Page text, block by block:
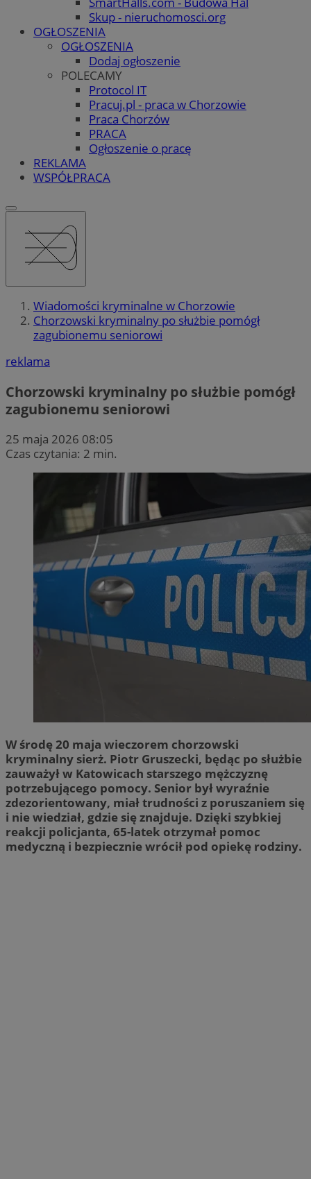
Skup - nieruchomosci.org
OGŁOSZENIA
OGŁOSZENIA
Dodaj ogłoszenie
POLECAMY
Protocol IT
Pracuj.pl - praca w Chorzowie
Praca Chorzów
PRACA
Ogłoszenie o pracę
REKLAMA
WSPÓŁPRACA
Wiadomości kryminalne w Chorzowie
Chorzowski kryminalny po służbie pomógł
zagubionemu seniorowi
reklama
Chorzowski kryminalny po służbie pomógł
zagubionemu seniorowi
25 maja 2026 08:05
Czas czytania: 2 min.
W środę 20 maja wieczorem chorzowski
kryminalny sierż. Piotr Gruszecki, będąc po służbie
zauważył w Katowicach starszego mężczyznę
potrzebującego pomocy. Senior był wyraźnie
zdezorientowany, miał trudności z poruszaniem się
i nie wiedział, gdzie się znajduje. Dzięki szybkiej
reakcji policjanta, 65-latek otrzymał pomoc
medyczną i bezpiecznie wrócił pod opiekę rodziny.